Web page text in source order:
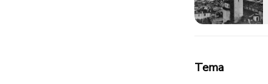
Tema